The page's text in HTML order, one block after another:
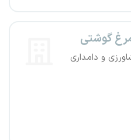
گوشتی
و دامداری